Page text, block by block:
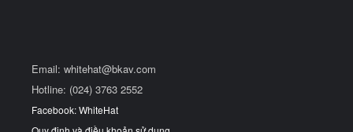
Email: whitehat@bkav.com
Hotline: (024) 3763 2552
Facebook: WhiteHat